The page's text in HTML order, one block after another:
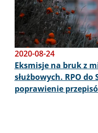
2020-08-24
Eksmisje na bruk z
służbowych. RPO do
poprawienie